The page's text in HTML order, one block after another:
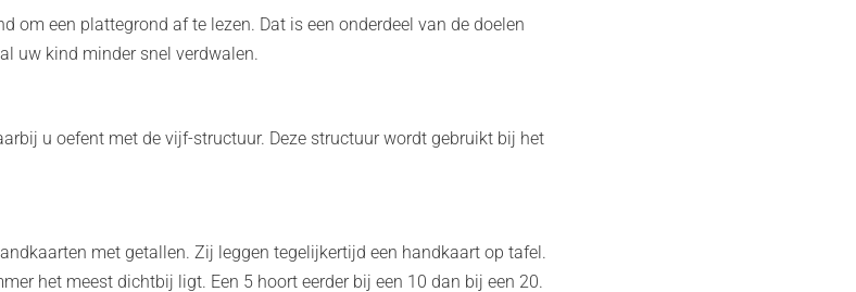
om een plattegrond af te lezen. Dat is een onderdeel van de doelen
uw kind minder snel verdwalen.
u oefent met de vijf-structuur. Deze structuur wordt gebruikt bij het
met getallen. Zij leggen tegelijkertijd een handkaart op tafel.
het meest dichtbij ligt. Een 5 hoort eerder bij een 10 dan bij een 20.